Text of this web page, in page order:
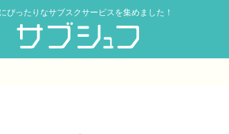
ぴったりなサブスクサービスを集めました！